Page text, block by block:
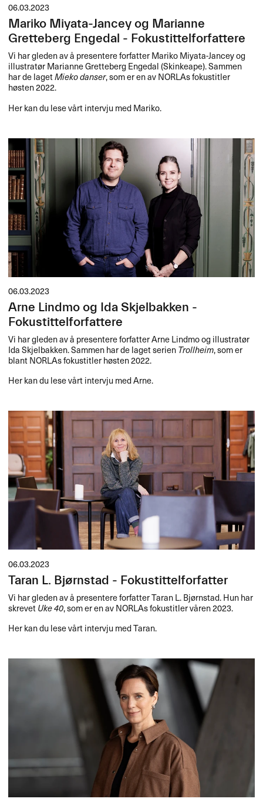
06.03.2023
Mariko Miyata-Jancey og Marianne
Gretteberg Engedal - Fokustittelforfattere
Vi har gleden av å presentere forfatter Mariko Miyata-Jancey og
illustratør Marianne Gretteberg Engedal (Skinkeape). Sammen
har de lagetMieko danser, som er en av NORLAs fokustitler
høsten 2022.
Her kan du lese vårt intervju med Mariko.
06.03.2023
Arne Lindmo og Ida Skjelbakken -
Fokustittelforfattere
Vi har gleden av å presentere forfatter Arne Lindmo og illustratør
Ida Skjelbakken. Sammen har de laget serienTrollheim, som er
blant NORLAs fokustitler høsten 2022.
Her kan du lese vårt intervju med Arne.
06.03.2023
Taran L. Bjørnstad - Fokustittelforfatter
Vi har gleden av å presentere forfatter Taran L. Bjørnstad. Hun har
skrevetUke 40, som er en av NORLAs fokustitler våren 2023.
Her kan du lese vårt intervju med Taran.